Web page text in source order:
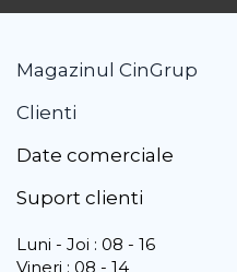
Magazinul CinGrup
Clienti
Date comerciale
Suport clienti
Luni - Joi : 08 - 16
Vineri : 08 - 14